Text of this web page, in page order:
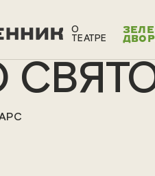
О
ТЕАТРЕ